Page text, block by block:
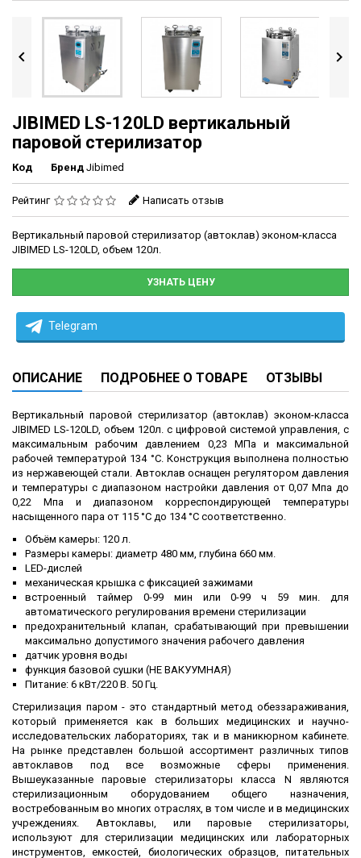
 
JIBIMED LS-120LD вертикальный
паровой стерилизатор
Код Бренд Jibimed
Рейтинг Написать отзыв
Вертикальный паровой стерилизатор (автоклав) эконом-класса
JIBIMED LS-120LD, объем 120л.
УЗНАТЬ ЦЕНУ
Telegram
ОПИСАНИЕ ПОДРОБНЕЕ О ТОВАРЕ ОТЗЫВЫ
Вертикальный паровой стерилизатор (автоклав) эконом-класса
JIBIMED LS-120LD, объем 120л. с цифровой системой управления, с
максимальным рабочим давлением 0,23 МПа и максимальной
рабочей температурой 134 °С. Конструкция выполнена полностью
из нержавеющей стали. Автоклав оснащен регулятором давления
и температуры с диапазоном настройки давления от 0,07 Мпа до
0,22 Мпа и диапазоном корреспондирующей температуры
насыщенного пара от 115 °С до 134 °С соответственно.
Объём камеры: 120 л.
Размеры камеры: диаметр 480 мм, глубина 660 мм.
LED-дислей
механическая крышка с фиксацией зажимами
встроенный таймер 0-99 мин или 0-99 ч 59 мин. для
автоматического регулирования времени стерилизации
предохранительный клапан, срабатывающий при превышении
максимально допустимого значения рабочего давления
датчик уровня воды
функция базовой сушки (НЕ ВАКУУМНАЯ)
Питание: 6 кВт/220 В. 50 Гц.
Стерилизация паром - это стандартный метод обеззараживания,
который применяется как в больших медицинских и научно-
исследовательских лабораториях, так и в маникюрном кабинете.
На рынке представлен большой ассортимент различных типов
автоклавов под все возможные сферы применения.
Вышеуказанные паровые стерилизаторы класса N являются
стерилизационным оборудованием общего назначения,
востребованным во многих отраслях, в том числе и в медицинских
учреждениях. Автоклавы, или паровые стерилизаторы,
используют для стерилизации медицинских или лабораторных
инструментов, емкостей, биологических образцов, питательных